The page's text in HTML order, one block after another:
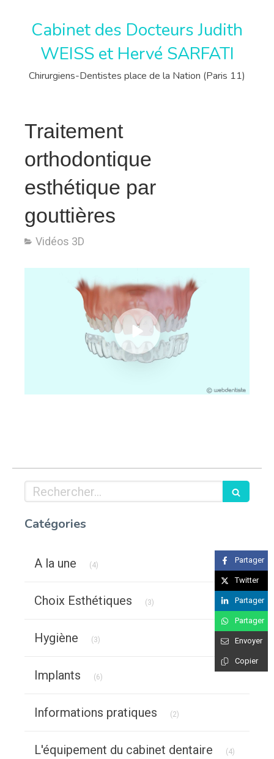
Cabinet des Docteurs Judith
WEISS et Hervé SARFATI
Chirurgiens-Dentistes place de la Nation (Paris 11)
Traitement
orthodontique
esthétique par
gouttières
Vidéos 3D
Partager
Twitter
Partager
Partager
Envoyer
Copier
Rechercher
Catégories
A la une (4)
Choix Esthétiques (3)
Hygiène (3)
Implants (6)
Informations pratiques (2)
L'équipement du cabinet dentaire (4)